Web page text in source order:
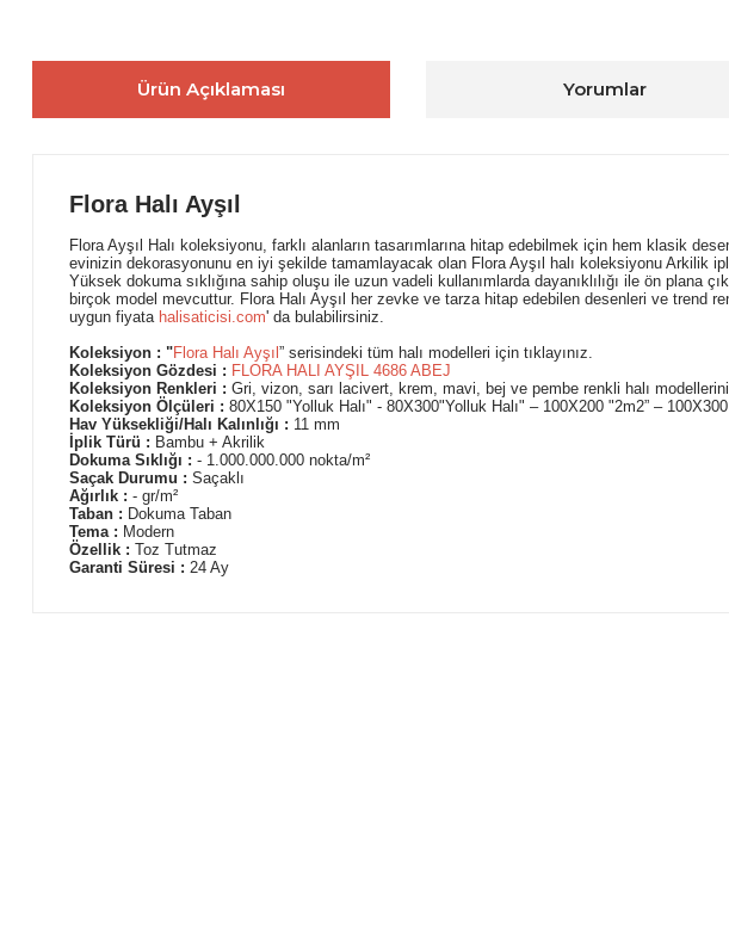
Ürün Açıklaması Yorumlar
Flora Halı Ayşıl
Flora Ayşıl Halı koleksiyonu, farklı alanların tasarımlarına hitap edebilmek için hem klasik
evinizin dekorasyonunu en iyi şekilde tamamlayacak olan Flora Ayşıl halı koleksiyonu Arkilik
Yüksek dokuma sıklığına sahip oluşu ile uzun vadeli kullanımlarda dayanıklılığı ile ön plana
birçok model mevcuttur. Flora Halı Ayşıl her zevke ve tarza hitap edebilen desenleri ve
uygun fiyata halisaticisi.com' da bulabilirsiniz.
Koleksiyon : "Flora Halı Ayşıl ” serisindeki tüm halı modelleri için tıklayınız.
Koleksiyon Gözdesi : FLORA HALI AYŞIL 4686 ABEJ
Koleksiyon Renkleri : Gri, vizon, sarı lacivert, krem, mavi, bej ve pembe renkli halı
Koleksiyon Ölçüleri : 80X150 "Yolluk Halı" - 80X300"Yolluk Halı" – 100X200 "2m2” –
Hav Yüksekliği/Halı Kalınlığı : 11 mm
İplik Türü : Bambu + Akrilik
Dokuma Sıklığı : - 1.000.000.000 nokta/m²
Saçak Durumu : Saçaklı
Ağırlık : - gr/m²
Taban : Dokuma Taban
Tema : Modern
Özellik : Toz Tutmaz
Garanti Süresi : 24 Ay